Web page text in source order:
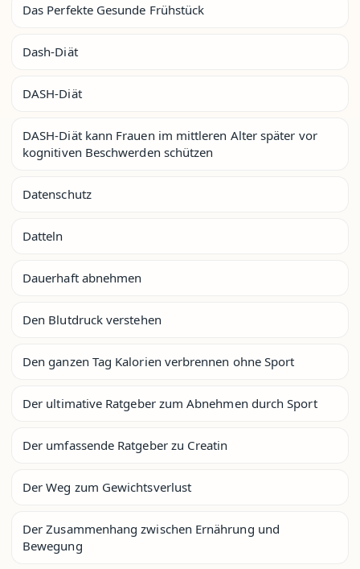
Das Perfekte Gesunde Frühstück
Dash-Diät
DASH-Diät
DASH-Diät kann Frauen im mittleren Alter später vor
kognitiven Beschwerden schützen
Datenschutz
Datteln
Dauerhaft abnehmen
Den Blutdruck verstehen
Den ganzen Tag Kalorien verbrennen ohne Sport
Der ultimative Ratgeber zum Abnehmen durch Sport
Der umfassende Ratgeber zu Creatin
Der Weg zum Gewichtsverlust
Der Zusammenhang zwischen Ernährung und
Bewegung